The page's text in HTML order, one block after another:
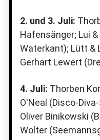
2. und 3. Juli:
Hafensänger; Lui
Waterkant); Lütt &
Gerhart Lewert
4. Juli: Thorben
O'Neal (Disco-
Oliver Binikowski
Wolter